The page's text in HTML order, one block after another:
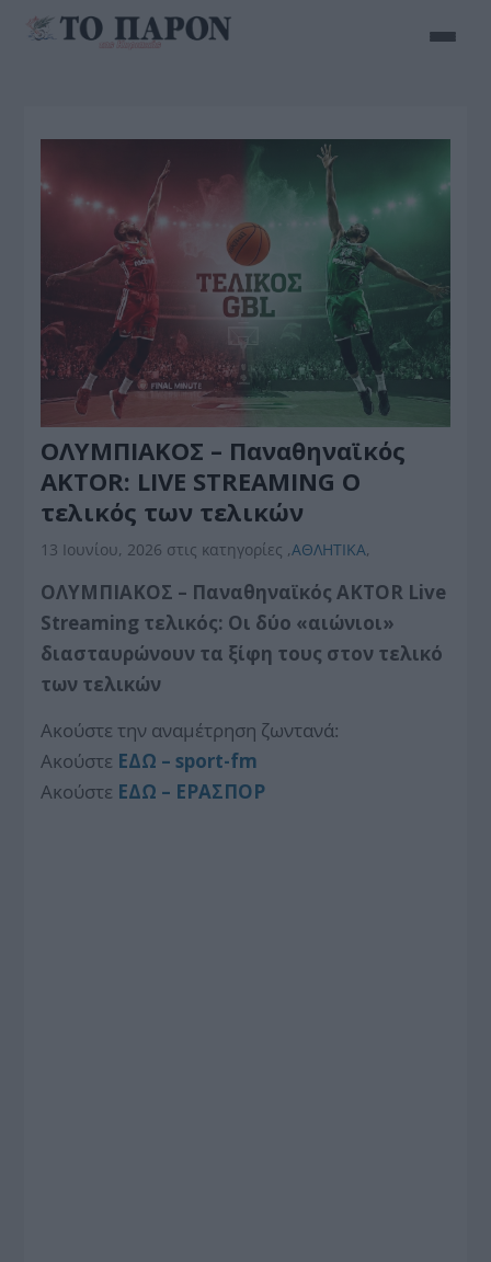
ΟΛΥΜΠΙΑΚΟΣ – Παναθηναϊκός
AKTOR: LIVE STREAMING Ο
τελικός των τελικών
13 Ιουνίου, 2026 στις κατηγορίες ,ΑΘΛΗΤΙΚΑ,
ΟΛΥΜΠΙΑΚΟΣ – Παναθηναϊκός AKTOR Live
Streaming τελικός: Οι δύο «αιώνιοι»
διασταυρώνουν τα ξίφη τους στον τελικό
των τελικών
Ακούστε την αναμέτρηση ζωντανά:
Aκούστε ΕΔΩ – sport-fm
Aκούστε ΕΔΩ – ΕΡΑΣΠΟΡ